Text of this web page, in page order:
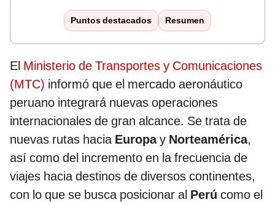
Puntos destacados Resumen
El Ministerio de Transportes y Comunicaciones
(MTC) informó que el mercado aeronáutico
peruano integrará nuevas operaciones
internacionales de gran alcance. Se trata de
nuevas rutas hacia Europay Norteamérica,
así como del incremento en la frecuencia de
viajes hacia destinos de diversos continentes,
con lo que se busca posicionar al Perú como el